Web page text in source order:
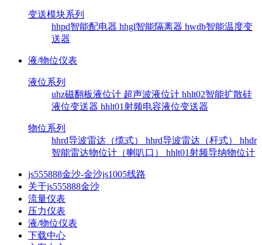
变送模块系列
hhpd智能配电器 hhgl智能隔离器 hwdb智能温度变
送器
液/物位仪表
液位系列
uhz磁翻板液位计 超声波液位计 hhlt02智能扩散硅
液位变送器 hhlt01射频电容液位变送器
物位系列
hhrd导波雷达（缆式） hhrd导波雷达（杆式） hhdr
智能雷达物位计（喇叭口） hhlt01射频导纳物位计
js555888金沙-金沙js1005线路
关于js555888金沙
流量仪表
压力仪表
液/物位仪表
下载中心